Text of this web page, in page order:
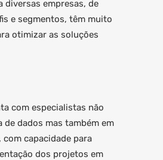
diversas empresas, de
e segmentos, têm muito
otimizar as soluções
com especialistas não
de dados mas também em
capacidade para
dos projetos em